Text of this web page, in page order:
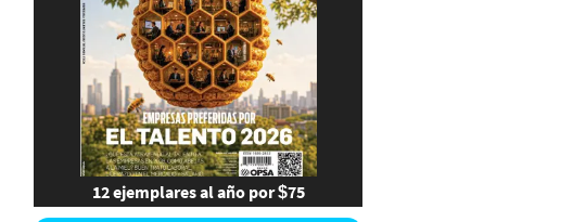
12 ejemplares al año por $75